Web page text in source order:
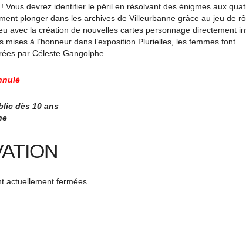
! Vous devrez identifier le péril en résolvant des énigmes aux
plonger dans les archives de Villeurbanne grâce au jeu de
avec la création de nouvelles cartes personnage directement
mises à l’honneur dans l’exposition Plurielles, les femmes font
par Céleste Gangolphe.
dès 10 ans
actuellement fermées.